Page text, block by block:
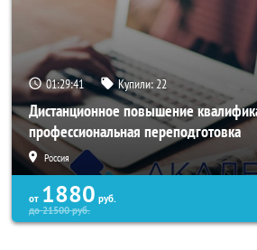
01:29:41 Купили:22
Дистанционное повышение
профессиональная переподготовка
Россия
от 1880 руб.
до21500руб.